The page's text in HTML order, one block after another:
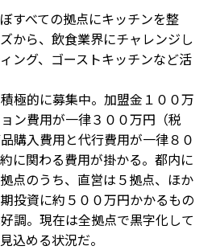
すべての拠点にキッチンを整
から、飲食業界にチャレンジし
ング、ゴーストキッチンなど活
極的に募集中。加盟金１００万
ン費用が一律３００万円（税
購入費用と代行費用が一律８０
に関わる費用が掛かる。都内に
点のうち、直営は５拠点、ほか
投資に約５００万円かかるもの
調。現在は全拠点で黒字化して
込める状況だ。